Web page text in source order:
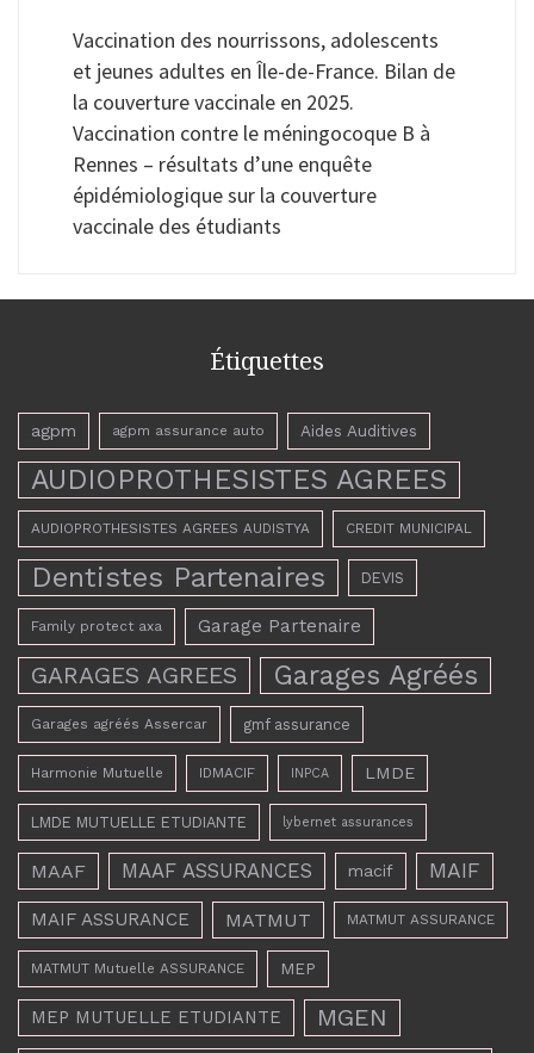
Vaccination des nourrissons, adolescents
et jeunes adultes en Île-de-France. Bilan de
la couverture vaccinale en 2025.
Vaccination contre le méningocoque B à
Rennes – résultats d’une enquête
épidémiologique sur la couverture
vaccinale des étudiants
Étiquettes
agpm agpm assurance auto Aides Auditives
AUDIOPROTHESISTES AGREES
AUDIOPROTHESISTES AGREES AUDISTYA CREDIT MUNICIPAL
Dentistes Partenaires DEVIS
Family protect axa Garage Partenaire
GARAGES AGREES Garages Agréés
Garages agréés Assercar gmf assurance
Harmonie Mutuelle IDMACIF INPCA LMDE
LMDE MUTUELLE ETUDIANTE lybernet assurances
MAAF MAAF ASSURANCES macif MAIF
MAIF ASSURANCE MATMUT MATMUT ASSURANCE
MATMUT Mutuelle ASSURANCE MEP
MEP MUTUELLE ETUDIANTE MGEN